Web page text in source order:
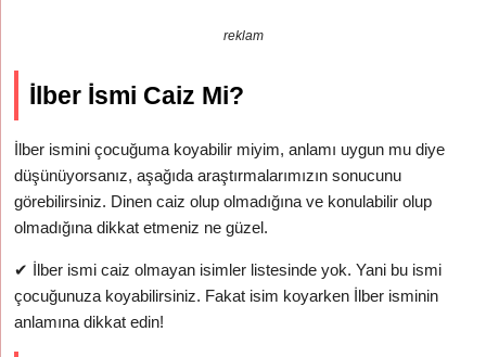
reklam
İlber İsmi Caiz Mi?
İlber ismini çocuğuma koyabilir miyim, anlamı uygun mu diye
düşünüyorsanız, aşağıda araştırmalarımızın sonucunu
görebilirsiniz. Dinen caiz olup olmadığına ve konulabilir olup
olmadığına dikkat etmeniz ne güzel.
✔ İlber ismi caiz olmayan isimler listesinde yok. Yani bu ismi
çocuğunuza koyabilirsiniz. Fakat isim koyarken İlber isminin
anlamına dikkat edin!